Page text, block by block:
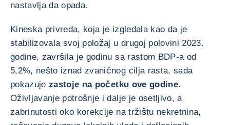
nastavlja da opada.
Kineska privreda, koja je izgledala kao da je
stabilizovala svoj položaj u drugoj polovini 2023.
godine, završila je godinu sa rastom BDP-a od
5,2%, nešto iznad zvaničnog cilja rasta, sada
pokazujezastoje na početku ove godine.
Oživljavanje potrošnje i dalje je osetljivo, a
zabrinutosti oko korekcije na tržištu nekretnina,